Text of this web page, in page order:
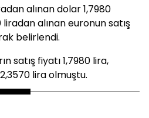
alınan dolar 1,7980
liradan alınan euronun satış
belirlendi.
satış fiyatı 1,7980 lira,
lira olmuştu.